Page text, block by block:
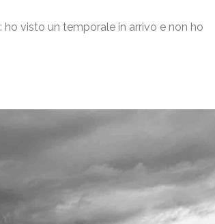
: ho visto un temporale in arrivo e non ho